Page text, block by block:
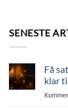
SENESTE
Få
klar